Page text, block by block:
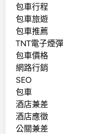
包車行程
包車旅遊
包車推薦
TNT電子煙彈
包車價格
網路行銷
SEO
包車
酒店兼差
酒店應徵
公關兼差